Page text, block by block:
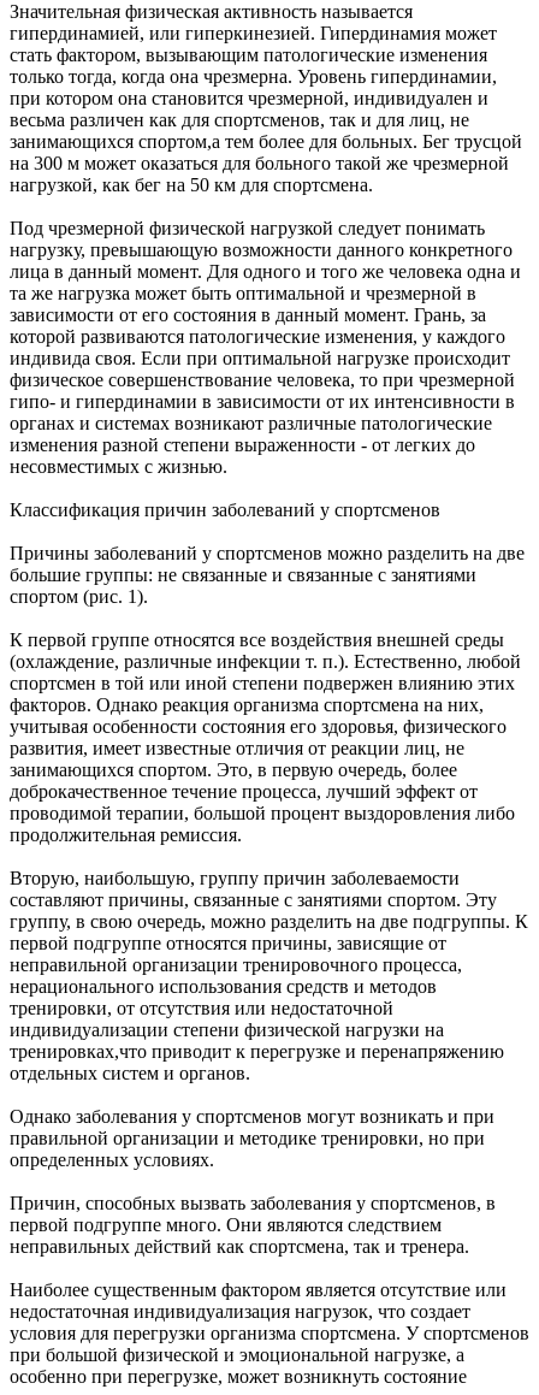
Значительная физическая активность называется
гипердинамией, или гиперкинезией. Гипердинамия может
стать фактором, вызывающим патологические изменения
только тогда, когда она чрезмерна. Уровень гипердинамии,
при котором она становится чрезмерной, индивидуален и
весьма различен как для спортсменов, так и для лиц, не
занимающихся спортом,а тем более для больных. Бег трусцой
на 300 м может оказаться для больного такой же чрезмерной
нагрузкой, как бег на 50 км для спортсмена.
Под чрезмерной физической нагрузкой следует понимать
нагрузку, превышающую возможности данного конкретного
лица в данный момент. Для одного и того же человека одна и
та же нагрузка может быть оптимальной и чрезмерной в
зависимости от его состояния в данный момент. Грань, за
которой развиваются патологические изменения, у каждого
индивида своя. Если при оптимальной нагрузке происходит
физическое совершенствование человека, то при чрезмерной
гипо- и гипердинамии в зависимости от их интенсивности в
органах и системах возникают различные патологические
изменения разной степени выраженности - от легких до
несовместимых с жизнью.
Классификация причин заболеваний у спортсменов
Причины заболеваний у спортсменов можно разделить на две
большие группы: не связанные и связанные с занятиями
спортом (рис. 1).
К первой группе относятся все воздействия внешней среды
(охлаждение, различные инфекции т. п.). Естественно, любой
спортсмен в той или иной степени подвержен влиянию этих
факторов. Однако реакция организма спортсмена на них,
учитывая особенности состояния его здоровья, физического
развития, имеет известные отличия от реакции лиц, не
занимающихся спортом. Это, в первую очередь, более
доброкачественное течение процесса, лучший эффект от
проводимой терапии, большой процент выздоровления либо
продолжительная ремиссия.
Вторую, наибольшую, группу причин заболеваемости
составляют причины, связанные с занятиями спортом. Эту
группу, в свою очередь, можно разделить на две подгруппы. К
первой подгруппе относятся причины, зависящие от
неправильной организации тренировочного процесса,
нерационального использования средств и методов
тренировки, от отсутствия или недостаточной
индивидуализации степени физической нагрузки на
тренировках,что приводит к перегрузке и перенапряжению
отдельных систем и органов.
Однако заболевания у спортсменов могут возникать и при
правильной организации и методике тренировки, но при
определенных условиях.
Причин, способных вызвать заболевания у спортсменов, в
первой подгруппе много. Они являются следствием
неправильных действий как спортсмена, так и тренера.
Наиболее существенным фактором является отсутствие или
недостаточная индивидуализация нагрузок, что создает
условия для перегрузки организма спортсмена. У спортсменов
при большой физической и эмоциональной нагрузке, а
особенно при перегрузке, может возникнуть состояние